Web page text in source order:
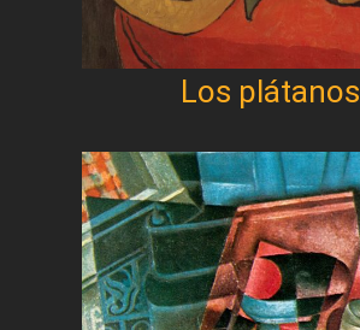
Los plátanos